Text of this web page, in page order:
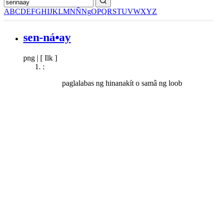
ABCDEFGHIJKLMNÑNgOPQRSTUVWXYZ
sen-ná•ay
png | [ Ilk ]
:
paglalabas ng hinanakít o samâ ng loob